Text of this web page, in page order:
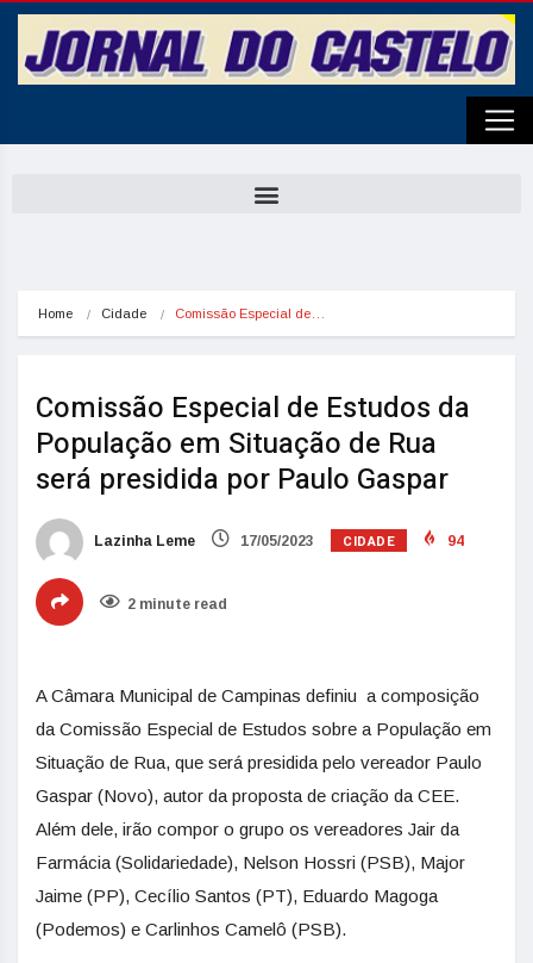
Home Cidade Comissão Especial de…
Comissão Especial de Estudos da
População em Situação de Rua
será presidida por Paulo Gaspar
Lazinha Leme 17/05/2023 CIDADE 94
2 minute read
A Câmara Municipal de Campinas definiu a composição
da Comissão Especial de Estudos sobre a População em
Situação de Rua, que será presidida pelo vereador Paulo
Gaspar (Novo), autor da proposta de criação da CEE.
Além dele, irão compor o grupo os vereadores Jair da
Farmácia (Solidariedade), Nelson Hossri (PSB), Major
Jaime (PP), Cecílio Santos (PT), Eduardo Magoga
(Podemos) e Carlinhos Camelô (PSB).